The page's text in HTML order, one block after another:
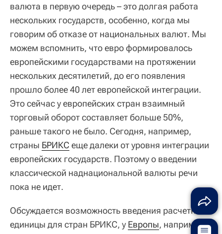
валюта в первую очередь – это долгая работа
нескольких государств, особенно, когда мы
говорим об отказе от национальных валют. Мы
можем вспомнить, что евро формировалось
европейскими государствами на протяжении
нескольких десятилетий, до его появления
прошло более 40 лет европейской интеграции.
Это сейчас у европейских стран взаимный
торговый оборот составляет больше 50%,
раньше такого не было. Сегодня, например,
страны БРИКС еще далеки от уровня интеграции
европейских государств. Поэтому о введении
классической наднациональной валюты речи
пока не идет.
Обсуждается возможность введения расчетной
единицы для стран БРИКС, у Европы, например,